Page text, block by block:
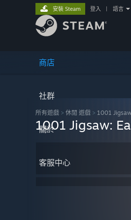
商店
社群
關於
客服中心
安裝 Steam 登入 語言
所有遊戲 > 休閒 遊戲 > 1001
1001 Jigsaw: